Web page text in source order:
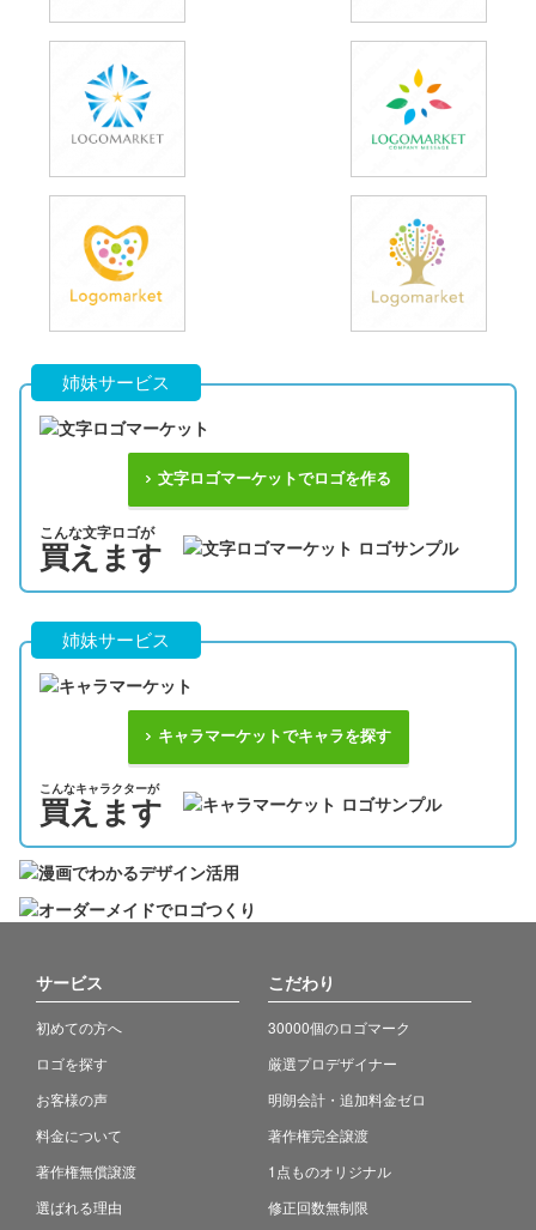
姉妹サービス
文字ロゴマーケットでロゴを作る
こんな文字ロゴが
買えます
姉妹サービス
キャラマーケットでキャラを探す
こんなキャラクターが
買えます
サービス
初めての方へ
ロゴを探す
お客様の声
料金について
著作権無償譲渡
選ばれる理由
こだわり
30000個のロゴマーク
厳選プロデザイナー
明朗会計・追加料金ゼロ
著作権完全譲渡
1点ものオリジナル
修正回数無制限